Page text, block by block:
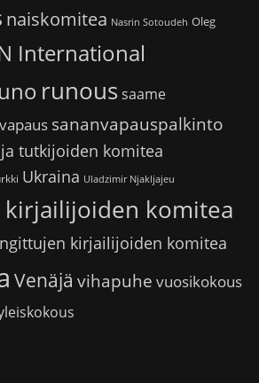
naiskomitea Nasrin Sotoudeh Oleg
International
runoussaame
sananvapauspalkinto
tutkijoiden komitea
Ukraina Uladzimir Njakljajeu
komitea
kirjailijoiden komitea
Venäjä vihapuhe vuosikokous